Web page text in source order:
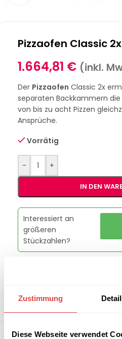
Zustimmung
Diese Webseite verwendet
Pizzaofen Classic
1.664,81 € (inkl.
Der Pizzaofen Classic 2x
separaten Backkammern
von bis zu acht Pizzen
Ansprüche.
Vorrätig
- +
IN DEN
Interessiert an
größeren
Stückzahlen?